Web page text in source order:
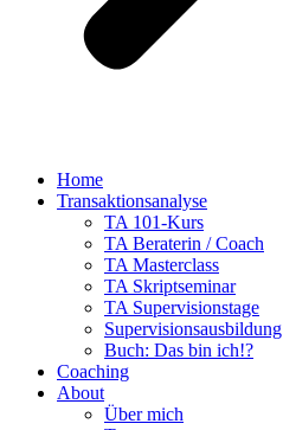
Home
Transaktionsanalyse
TA 101-Kurs
TA Beraterin / Coach
TA Masterclass
TA Skriptseminar
TA Supervisionstage
Supervisionsausbildung
Buch: Das bin ich!?
Coaching
About
Über mich